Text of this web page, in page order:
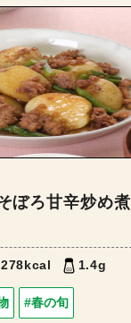
ぼろ甘辛炒め煮
278kcal 1.4g
#春の旬